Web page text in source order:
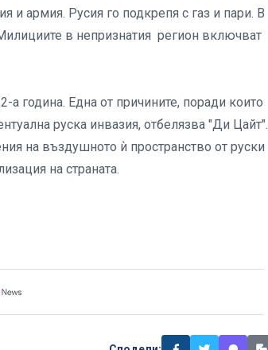
и армия. Русия го подкрепя с газ и пари. В
в непризнатия регион включват
година. Една от причините, поради които
руска инвазия, отбелязва "Ди Цайт".
на въздушното ѝ пространство от руски
на страната.